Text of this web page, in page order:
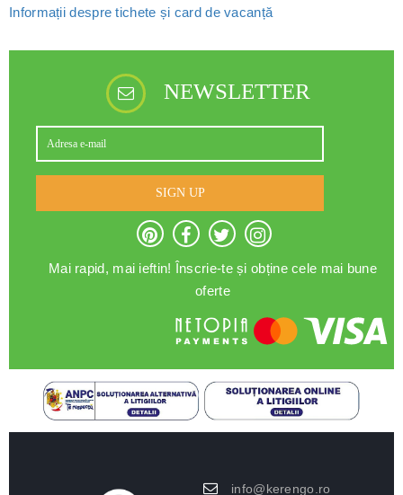
Informații despre tichete și card de vacanță
NEWSLETTER
SIGN UP
Mai rapid, mai ieftin! Înscrie-te și obține cele mai bune
oferte
info@kerengo.ro